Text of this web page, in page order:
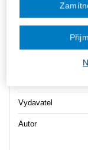
Vydavatel
Autor